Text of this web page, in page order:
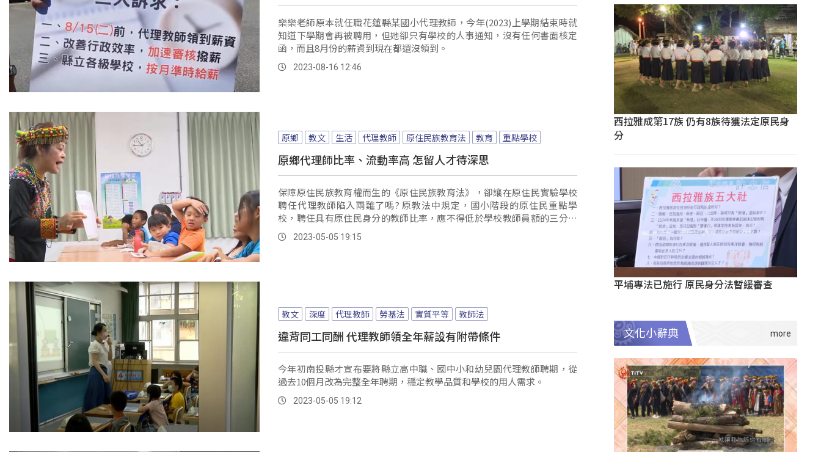
樂樂老師原本就任職花蓮縣某國小代理教師，今年(2023)上學期結束時就
知道下學期會再被聘用，但她卻只有學校的人事通知，沒有任何書面核定
函，而且8月份的薪資到現在都還沒領到。
2023-08-16 12:46
原鄉 教文 生活 代理教師 原住民族教育法 教育 重點學校
原鄉代理師比率、流動率高 怎留人才待深思
保障原住民族教育權而生的《原住民族教育法》，卻讓在原住民實驗學校
聘任代理教師陷入兩難了嗎? 原教法中規定，國小階段的原住民重點學
校，聘任具有原住民身分的教師比率，應不得低於學校教師員額的三分之
一，或是不得低於全校原住民學生數的比率，國、高中階段，則是不得低
於該校教師員額的百分之五。
2023-05-05 19:15
教文 深度 代理教師 勞基法 實質平等 教師法
違背同工同酬 代理教師領全年薪設有附帶條件
今年初南投縣才宣布要將縣立高中職、國中小和幼兒園代理教師聘期，從
過去10個月改為完整全年聘期，穩定教學品質和學校的用人需求。
2023-05-05 19:12
西拉雅成第17族 仍有8族待獲法定原民身
分
平埔專法已施行 原民身分法暫緩審查
文化小辭典